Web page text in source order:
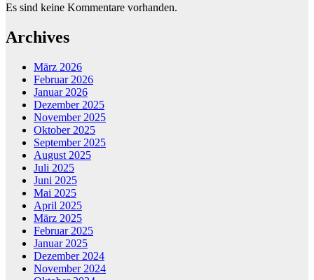
Es sind keine Kommentare vorhanden.
Archives
März 2026
Februar 2026
Januar 2026
Dezember 2025
November 2025
Oktober 2025
September 2025
August 2025
Juli 2025
Juni 2025
Mai 2025
April 2025
März 2025
Februar 2025
Januar 2025
Dezember 2024
November 2024